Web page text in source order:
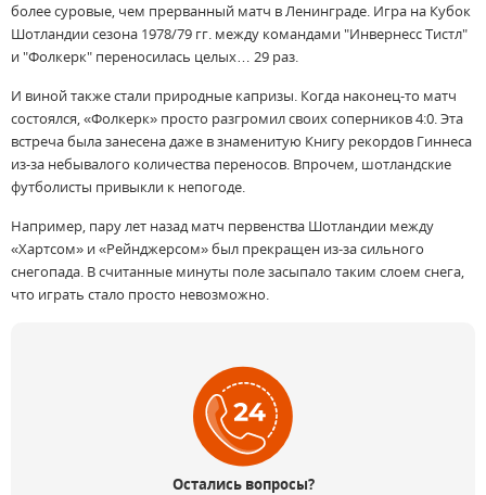
более суровые, чем прерванный матч в Ленинграде. Игра на Кубок
Шотландии сезона 1978/79 гг. между командами "Инвернесс Тистл"
и "Фолкерк" переносилась целых… 29 раз.
И виной также стали природные капризы. Когда наконец-то матч
состоялся, «Фолкерк» просто разгромил своих соперников 4:0. Эта
встреча была занесена даже в знаменитую Книгу рекордов Гиннеса
из-за небывалого количества переносов. Впрочем, шотландские
футболисты привыкли к непогоде.
Например, пару лет назад матч первенства Шотландии между
«Хартсом» и «Рейнджерсом» был прекращен из-за сильного
снегопада. В считанные минуты поле засыпало таким слоем снега,
что играть стало просто невозможно.
Остались вопросы?